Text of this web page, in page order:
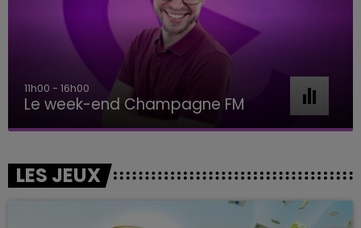
11h00 - 16h00
Le week-end Champagne FM
LES JEUX